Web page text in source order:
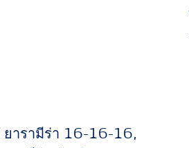
ยารามีร่า 16-16-16,